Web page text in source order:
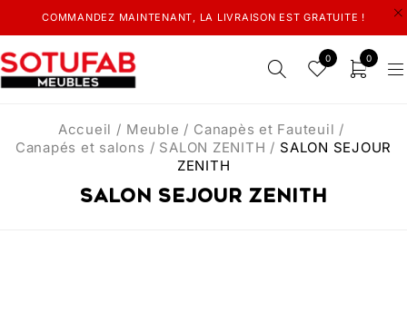
COMMANDEZ MAINTENANT, LA LIVRAISON EST GRATUITE !
0 0
SALON SEJOUR ZENITH
Accueil / Meuble / Canapès et Fauteuil /
Canapés et salons / SALON ZENITH / SALON SEJOUR
ZENITH